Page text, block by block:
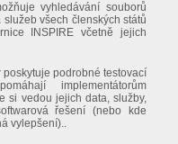
vyhledávání souborů
všech členských států
INSPIRE včetně jejich
poskytuje podrobné testovací
implementátorům
si vedou jejich data, služby,
řešení (nebo kde
vylepšení)..